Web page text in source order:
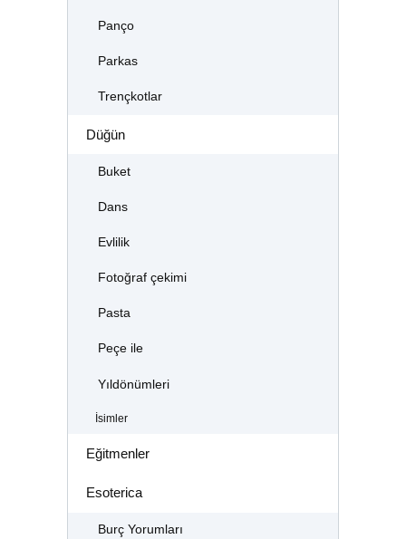
Panço
Parkas
Trençkotlar
Düğün
Buket
Dans
Evlilik
Fotoğraf çekimi
Pasta
Peçe ile
Yıldönümleri
İsimler
Eğitmenler
Esoterica
Burç Yorumları